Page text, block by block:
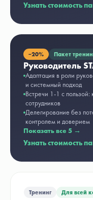
Тренинг Для всей
Узнать стоимость
−20% Пакет
Руководитель
Адаптация в роли
и системный подход
Встречи 1-1 с пользой:
сотрудников
Делегирование без
контролем и доверием
Показать все 5 →
Узнать стоимость